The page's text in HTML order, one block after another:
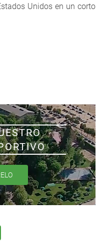
Unidos en un corto